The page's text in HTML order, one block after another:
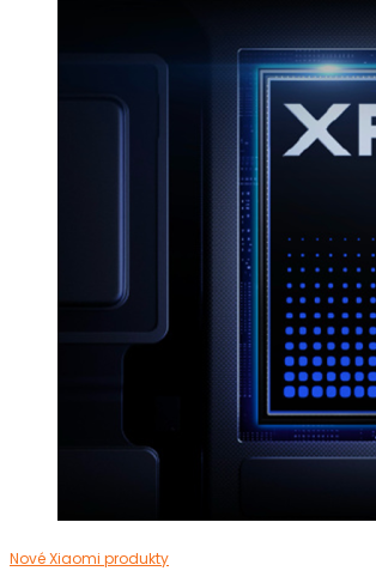
Nové Xiaomi produkty